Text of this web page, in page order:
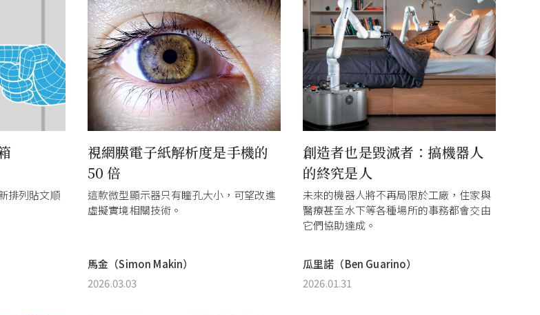
排列貼文順
視網膜電子紙解析度是手機的
50 倍
這款微型顯示器只有瞳孔大小，可望改進
虛擬實境相關技術。
馬金（Simon Makin）
2026.03.03
創造者也是毀滅者：搞機器人
的終究是人
未來的機器人將不再局限於工廠，住家與
醫療甚至水下等各種場所的事務都會交由
它們協助達成。
瓜里諾（Ben Guarino）
2026.01.31